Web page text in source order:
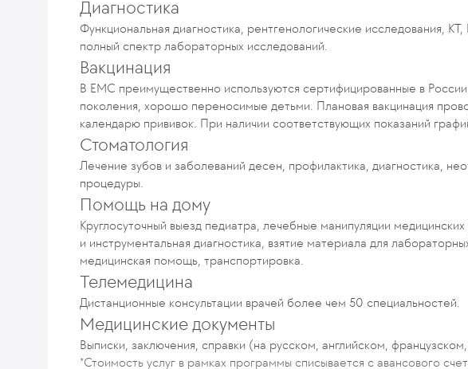
Диагностика
Функциональная диагностика, рентгенологические исследования, КТ,
полный спектр лабораторных исследований.
Вакцинация
В ЕМС преимущественно используются сертифицированные в
поколения, хорошо переносимые детьми. Плановая вакцинация
календарю прививок. При наличии соответствующих показаний
Стоматология
Лечение зубов и заболеваний десен, профилактика, диагностика,
процедуры.
Помощь на дому
Круглосуточный выезд педиатра, лечебные манипуляции
и инструментальная диагностика, взятие материала для
медицинская помощь, транспортировка.
Телемедицина
Дистанционные консультации врачей более чем 50 специальностей.
Медицинские документы
Выписки, заключения, справки (на русском, английском,
*Стоимость услуг в рамках программы списывается с авансового